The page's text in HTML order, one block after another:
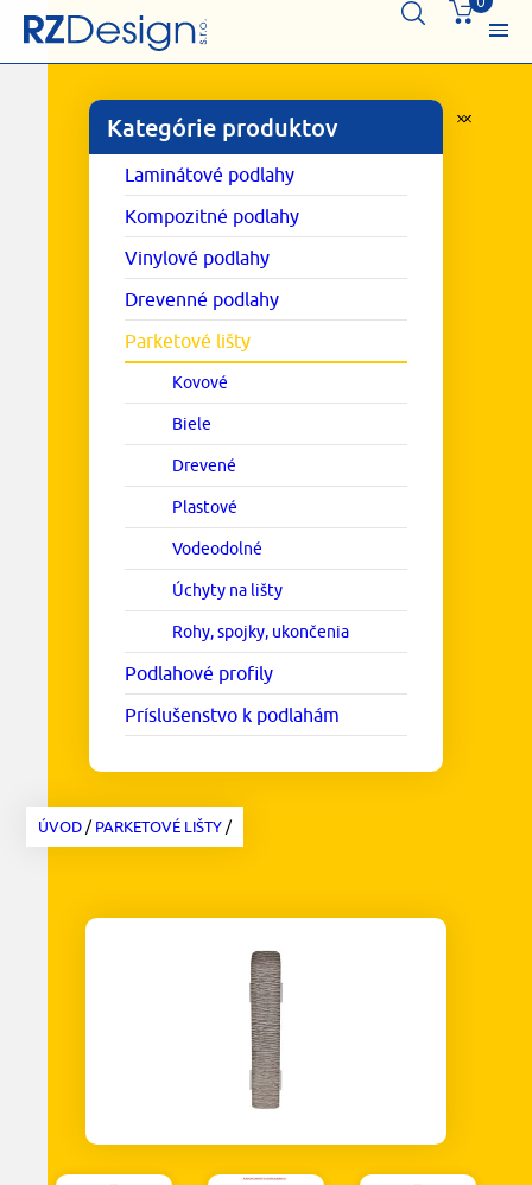
Kategórie produktov
Laminátové podlahy
Kompozitné podlahy
Vinylové podlahy
Drevenné podlahy
Parketové lišty
Kovové
Biele
Drevené
Plastové
Vodeodolné
Úchyty na lišty
Rohy, spojky, ukončenia
Podlahové profily
Príslušenstvo k podlahám
ÚVOD/PARKETOVÉ LIŠTY/